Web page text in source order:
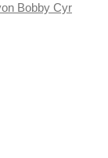
Bobby Cyr